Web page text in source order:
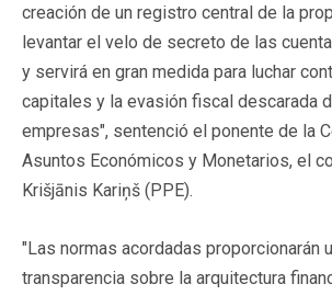
creación de un registro central de la
levantar el velo de secreto de las
y servirá en gran medida para luchar
capitales y la evasión fiscal descarada
empresas", sentenció el ponente de la
Asuntos Económicos y Monetarios, el
Krišjānis Kariņš (PPE).
"Las normas acordadas proporcionarán
transparencia sobre la arquitectura